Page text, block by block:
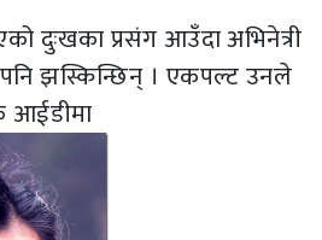
दुःखका प्रसंग आउँदा अभिनेत्री
झस्किन्छिन् । एकपल्ट उनले
आईडीमा